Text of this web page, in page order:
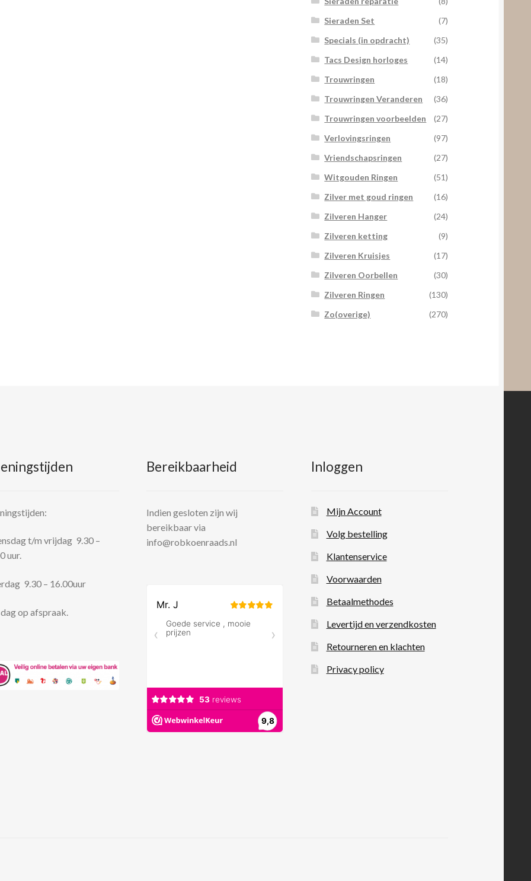
Sieraden Set
(7)
Specials (in opdracht)
(35)
Tacs Design horloges
(14)
Trouwringen
(18)
Trouwringen Veranderen
(36)
Trouwringen voorbeelden
(27)
Verlovingsringen
(97)
Vriendschapsringen
(27)
Witgouden Ringen
(51)
Zilver met goud ringen
(16)
Zilveren Hanger
(24)
Zilveren ketting
(9)
Zilveren Kruisjes
(17)
Zilveren Oorbellen
(30)
Zilveren Ringen
(130)
Zo(overige)
(270)
t/m vrijdag 9.30 –
uur.
9.30 – 16.00uur
op afspraak.
Bereikbaarheid
Indien gesloten zijn wij
bereikbaar via
info@robkoenraads.nl
Inloggen
Mijn Account
Volg bestelling
Klantenservice
Voorwaarden
Betaalmethodes
Levertijd en verzendkosten
Retourneren en klachten
Privacy policy